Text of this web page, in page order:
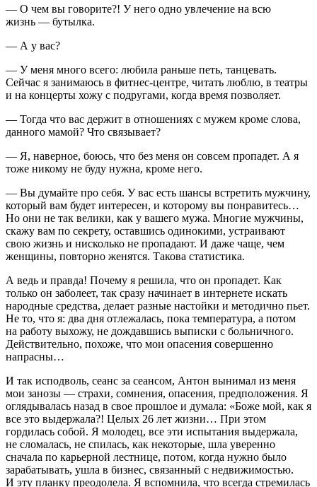
— О чем вы говорите?! У него одно увлечение на всю
жизнь — бутылка.
— А у вас?
— У меня много всего: любила раньше петь, танцевать.
Сейчас я занимаюсь в фитнес-центре, читать люблю, в театры
и на концерты хожу с подругами, когда время позволяет.
— Тогда что вас держит в отношениях с мужем кроме слова,
данного мамой? Что связывает?
— Я, наверное, боюсь, что без меня он совсем пропадет. А я
тоже никому не буду нужна, кроме него.
— Вы думайте про себя. У вас есть шансы встретить мужчину,
который вам будет интересен, и которому вы понравитесь…
Но они не так велики, как у вашего мужа. Многие мужчины,
скажу вам по секрету, оставшись одинокими, устраивают
свою жизнь и нисколько не пропадают. И даже чаще, чем
женщины, повторно женятся. Такова статистика.
А ведь и правда! Почему я решила, что он пропадет. Как
только он заболеет, так сразу начинает в интернете искать
народные средства, делает разные настойки и методично пьет.
Не то, что я: два дня отлежалась, пока температура, а потом
на работу выхожу, не дождавшись выписки с больничного.
Действительно, похоже, что мои опасения совершенно
напрасны…
И так исподволь, сеанс за сеансом, Антон вынимал из меня
мои занозы — страхи, сомнения, опасения, предположения. Я
оглядывалась назад в свое прошлое и думала: «Боже мой, как я
все это выдержала?! Целых 26 лет жизни… При этом
гордилась собой. Я молодец, все эти испытания выдержала,
не сломалась, не спилась, как некоторые, шла уверенно
сначала по карьерной лестнице, потом, когда нужно было
зарабатывать, ушла в бизнес, связанный с недвижимостью.
И эту планку преодолела. Я вспомнила, что всегда стремилась